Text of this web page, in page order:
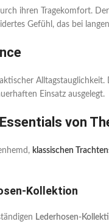
ihren Tragekomfort.
Gefühl, das bei
Einsatz ausgelegt.
von
klassischen
Kollektion
Lederhosen-